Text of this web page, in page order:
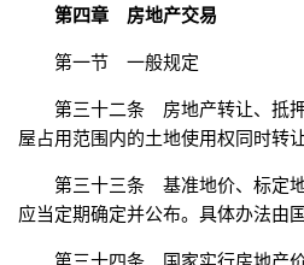
第四章 房地产交易
第一节 一般规定
第三十二条 房地产转让、抵
屋占用范围内的土地使用权同时转
第三十三条 基准地价、标定
应当定期确定并公布。具体办法由